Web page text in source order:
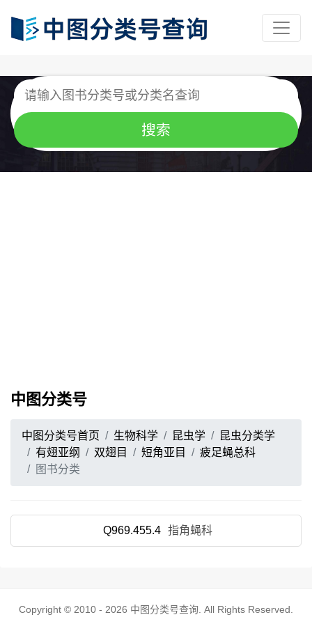
中图分类号
中图分类号首页 生物科学 昆虫学
昆虫分类学
有翅亚纲
双翅目 短角亚目
疲足蝇总科
图书分类
Q969.455.4 指角蝇科
Copyright © 2010 - 2026 中图分类号查询 . All Rights Reserved.